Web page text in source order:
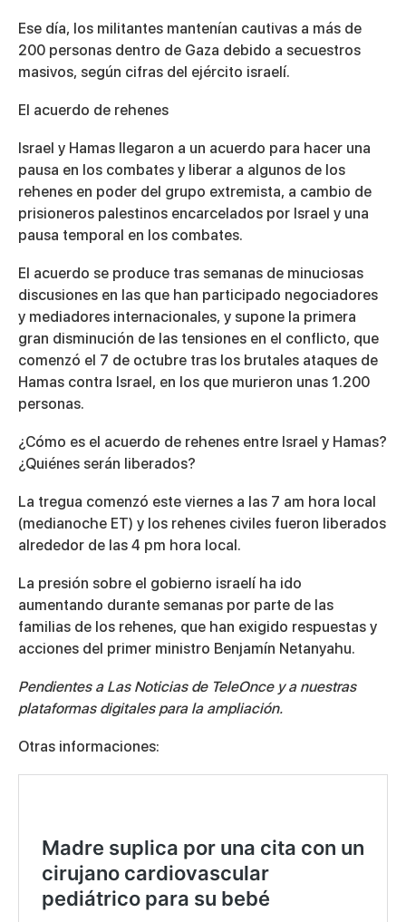
Ese día, los militantes mantenían cautivas a más de
200 personas dentro de Gaza debido a secuestros
masivos, según cifras del ejército israelí.
El acuerdo de rehenes
Israel y Hamas llegaron a un acuerdo para hacer una
pausa en los combates y liberar a algunos de los
rehenes en poder del grupo extremista, a cambio de
prisioneros palestinos encarcelados por Israel y una
pausa temporal en los combates.
El acuerdo se produce tras semanas de minuciosas
discusiones en las que han participado negociadores
y mediadores internacionales, y supone la primera
gran disminución de las tensiones en el conflicto, que
comenzó el 7 de octubre tras los brutales ataques de
Hamas contra Israel, en los que murieron unas 1.200
personas.
¿Cómo es el acuerdo de rehenes entre Israel y Hamas?
¿Quiénes serán liberados?
La tregua comenzó este viernes a las 7 am hora local
(medianoche ET) y los rehenes civiles fueron liberados
alrededor de las 4 pm hora local.
La presión sobre el gobierno israelí ha ido
aumentando durante semanas por parte de las
familias de los rehenes, que han exigido respuestas y
acciones del primer ministro Benjamín Netanyahu.
Pendientes a Las Noticias de TeleOnce y a nuestras
plataformas digitales para la ampliación.
Otras informaciones: